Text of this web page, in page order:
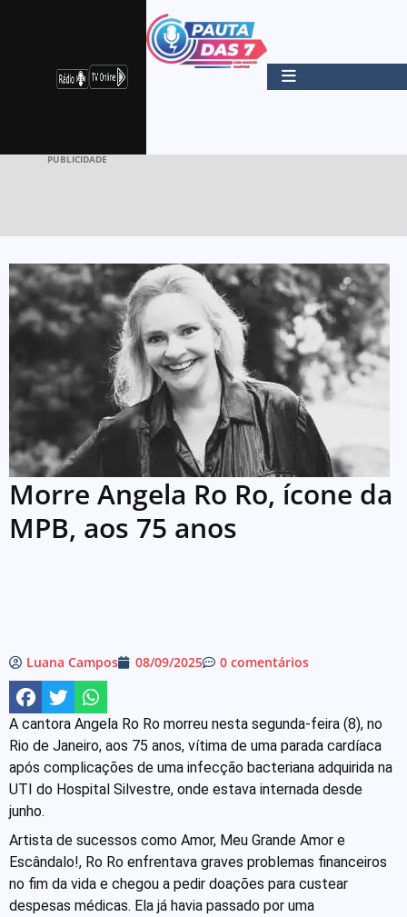
PUBLICIDADE
Morre Angela Ro Ro, ícone da
MPB, aos 75 anos
Luana Campos 08/09/2025 0 comentários
A cantora Angela Ro Ro morreu nesta segunda-feira (8), no
Rio de Janeiro, aos 75 anos, vítima de uma parada cardíaca
após complicações de uma infecção bacteriana adquirida na
UTI do Hospital Silvestre, onde estava internada desde
junho.
Artista de sucessos como Amor, Meu Grande Amor e
Escândalo!, Ro Ro enfrentava graves problemas financeiros
no fim da vida e chegou a pedir doações para custear
despesas médicas. Ela já havia passado por uma